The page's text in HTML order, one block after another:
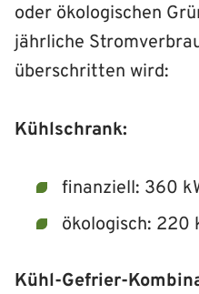
oder ökologischen
jährliche
überschritten wird:
Kühlschrank:
finanziell: 360
ökologisch: 220
Kühl-Gefrier-